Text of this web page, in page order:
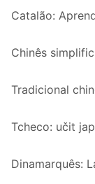
Catalão:
Chinês
Tradicional
Tcheco: učit
Dinamarquês: